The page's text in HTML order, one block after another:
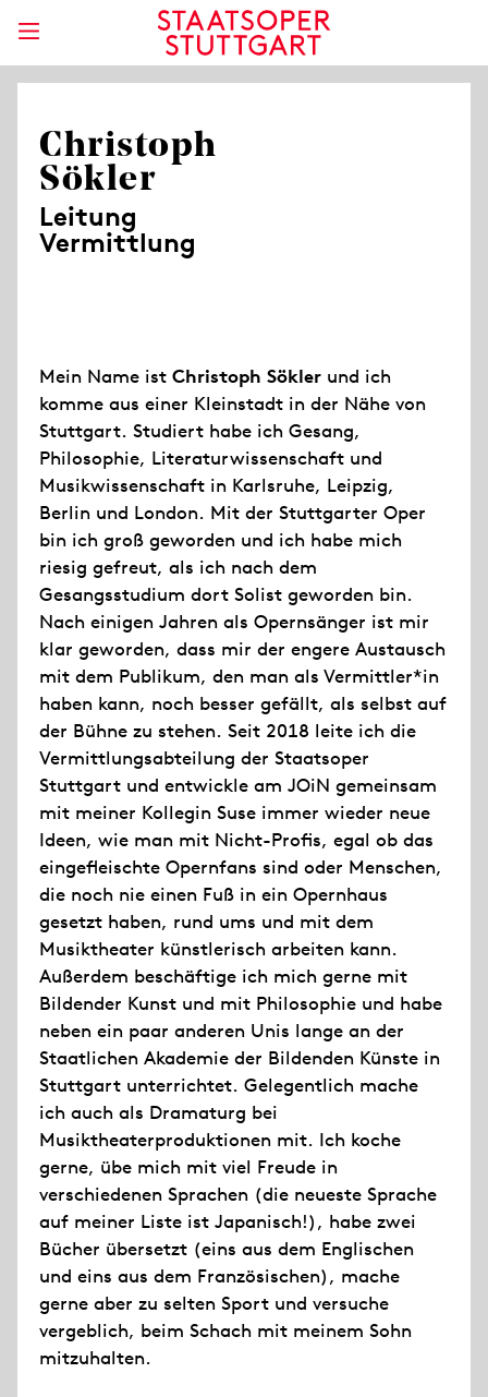
Christoph
Sökler
Leitung
Vermittlung
Mein Name ist Christoph Sökler und ich
komme aus einer Kleinstadt in der Nähe von
Stuttgart. Studiert habe ich Gesang,
Philosophie, Literaturwissenschaft und
Musikwissenschaft in Karlsruhe, Leipzig,
Berlin und London. Mit der Stuttgarter Oper
bin ich groß geworden und ich habe mich
riesig gefreut, als ich nach dem
Gesangsstudium dort Solist geworden bin.
Nach einigen Jahren als Opernsänger ist mir
klar geworden, dass mir der engere Austausch
mit dem Publikum, den man als Vermittler*in
haben kann, noch besser gefällt, als selbst auf
der Bühne zu stehen. Seit 2018 leite ich die
Vermittlungsabteilung der Staatsoper
Stuttgart und entwickle am JOiN gemeinsam
mit meiner Kollegin Suse immer wieder neue
Ideen, wie man mit Nicht-Profis, egal ob das
eingefleischte Opernfans sind oder Menschen,
die noch nie einen Fuß in ein Opernhaus
gesetzt haben, rund ums und mit dem
Musiktheater künstlerisch arbeiten kann.
Außerdem beschäftige ich mich gerne mit
Bildender Kunst und mit Philosophie und habe
neben ein paar anderen Unis lange an der
Staatlichen Akademie der Bildenden Künste in
Stuttgart unterrichtet. Gelegentlich mache
ich auch als Dramaturg bei
Musiktheaterproduktionen mit. Ich koche
gerne, übe mich mit viel Freude in
verschiedenen Sprachen (die neueste Sprache
auf meiner Liste ist Japanisch!), habe zwei
Bücher übersetzt (eins aus dem Englischen
und eins aus dem Französischen), mache
gerne aber zu selten Sport und versuche
vergeblich, beim Schach mit meinem Sohn
mitzuhalten.